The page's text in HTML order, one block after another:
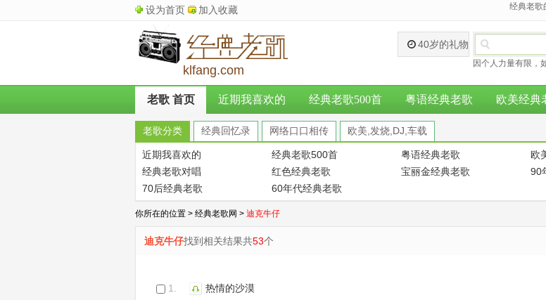
设为首页 加入收藏 经典老歌
klfang.com
40岁的礼物
因个人力量有限，
老歌 首页 近期我喜欢的 经典老歌500首 粤语经典老歌 欧美经典
老歌分类 经典回忆录 网络口口相传 欧美,发烧,DJ,车载
近期我喜欢的 经典老歌500首 粤语经典老歌 欧
经典老歌对唱
红色经典老歌 宝丽金经典老歌 90
70后经典老歌
60年代经典老歌
你所在的位置 > 经典老歌网 > 迪克牛仔
迪克牛仔找到相关结果共53个
1. 热情的沙漠